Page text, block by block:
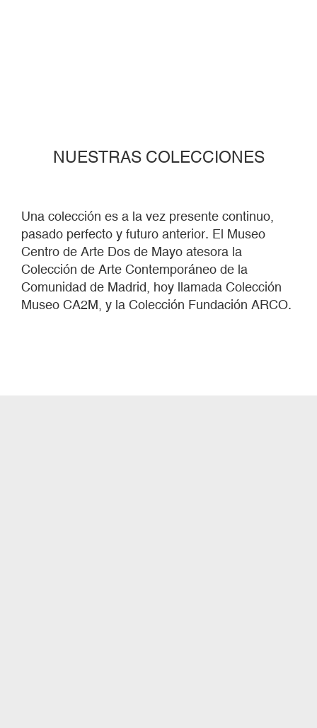
NUESTRAS COLECCIONES
Una colección es a la vez presente continuo,
pasado perfecto y futuro anterior. El Museo
Centro de Arte Dos de Mayo atesora la
Colección de Arte Contemporáneo de la
Comunidad de Madrid, hoy llamada Colección
Museo CA2M, y la Colección Fundación ARCO.